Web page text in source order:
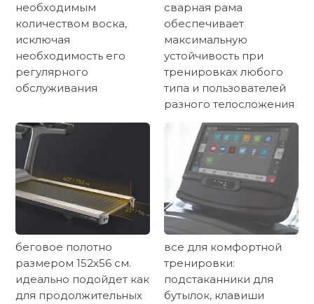
необходимым
количеством воска,
исключая
необходимость его
регулярного
обслуживания
сварная рама
обеспечивает
максимальную
устойчивость при
тренировках любого
типа и пользователей
разного телосложения
беговое полотно
размером 152х56 см.
идеально подойдет как
для продолжительных
все для комфортной
тренировки:
подстаканники для
бутылок, клавиши